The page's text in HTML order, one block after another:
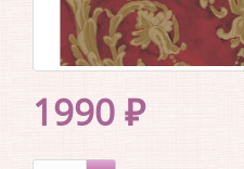
1990 ₽